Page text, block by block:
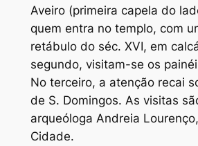
Aveiro (primeira capela do
quem entra no templo, com
retábulo do séc. XVI, em
segundo, visitam-se os
No terceiro, a atenção recai
de S. Domingos. As visitas
arqueóloga Andreia
Cidade.